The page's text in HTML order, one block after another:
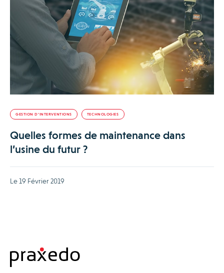
GESTION D’INTERVENTIONS TECHNOLOGIES
Quelles formes de maintenance dans
l’usine du futur ?
Le 19 Février 2019